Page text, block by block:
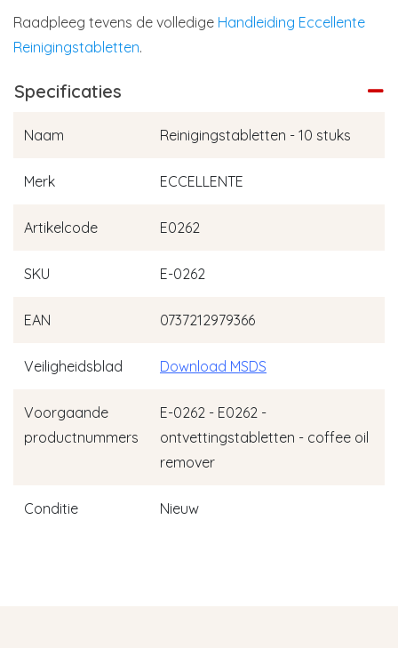
Raadpleeg tevens de volledige Handleiding Eccellente
Reinigingstabletten.
Specificaties
Naam Reinigingstabletten - 10 stuks
Merk ECCELLENTE
Artikelcode E0262
SKU E-0262
EAN 0737212979366
Veiligheidsblad Download MSDS
Voorgaande
productnummers
E-0262 - E0262 -
ontvettingstabletten - coffee oil
remover
Conditie Nieuw